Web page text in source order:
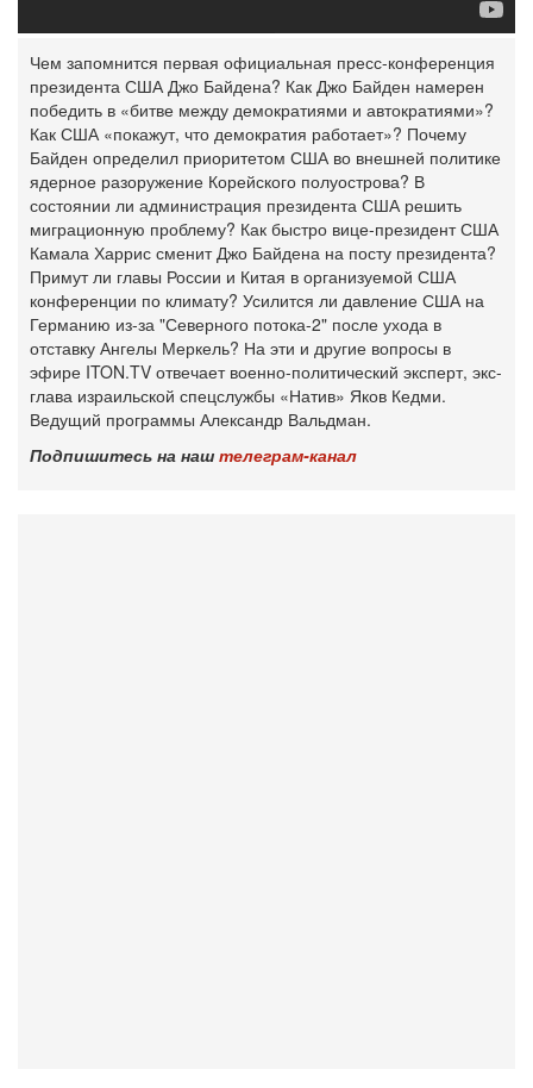
Чем запомнится первая официальная пресс-конференция
президента США Джо Байдена? Как Джо Байден намерен
победить в «битве между демократиями и автократиями»?
Как США «покажут, что демократия работает»? Почему
Байден определил приоритетом США во внешней политике
ядерное разоружение Корейского полуострова? В
состоянии ли администрация президента США решить
миграционную проблему? Как быстро вице-президент США
Камала Харрис сменит Джо Байдена на посту президента?
Примут ли главы России и Китая в организуемой США
конференции по климату? Усилится ли давление США на
Германию из-за "Северного потока-2" после ухода в
отставку Ангелы Меркель? На эти и другие вопросы в
эфире ITON.TV отвечает военно-политический эксперт, экс-
глава израильской спецслужбы «Натив» Яков Кедми.
Ведущий программы Александр Вальдман.
Подпишитесь на наш телеграм-канал